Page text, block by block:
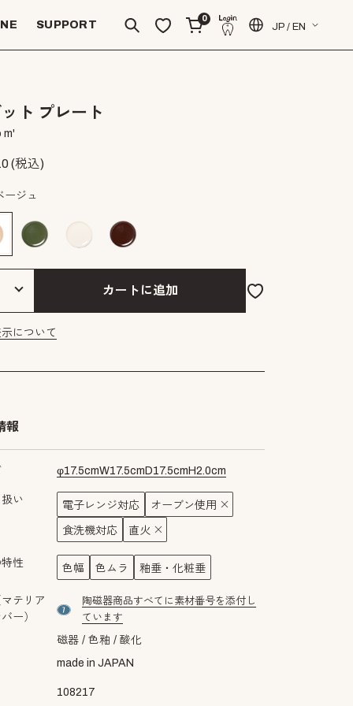
SUPPORT
0
JP / EN
ト プレート
m'
(税込)
ージュ
カートに追加
について
報
φ17.5cmW17.5cm D17.5cm H2.0cm
い 電子レンジ対応 オーブン使用
食洗機対応 直火
性 色幅 色ムラ 釉垂・化粧垂
テリア
ー）
material number7
陶磁器商品すべてに素材番号を添付し
ています
磁器 色釉
酸化
made in JAPAN
108217